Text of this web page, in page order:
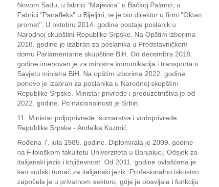
Novom Sadu, u fabrici "Majevica" u Bačkoj Palanci, u
Fabrici "Panafleks" u Bijeljini, te je bio direktor u firmi "Oktan
promet". U oktobru 2014. godine postaje poslanik u
Narodnoj skupštini Republike Srpske. Na Opštim izborima
2018. godine je izabran za poslanika u Predstavničkom
domu Parlamentarne skupštine BiH. Od decembra 2019.
godine imenovan je za ministra komunikacija i transporta u
Savjetu ministra BiH. Na opštim izborima 2022. godine
ponovo je izabran za poslanika u Narodnoj skupštini
Republike Srpske. Ministar privrede i preduzetništva je od
2022. godine. Po nacionalnosti je Srbin.
11. Ministar poljoprivrede, šumarstva i vodoprivrede
Republike Srpske - Anđelka Kuzmić
Rođena 7. jula 1985. godine. Diplomirala je 2009. godine
na Filološkom fakultetu Univerziteta u Banjaluci, Odsjek za
italijanski jezik i književnost. Od 2011. godine ovlašćena je
kao sudski tumač za italijanski jezik. Profesionalno iskustvo
započela je u privatnom sektoru, gdje je obavljala i funkciju